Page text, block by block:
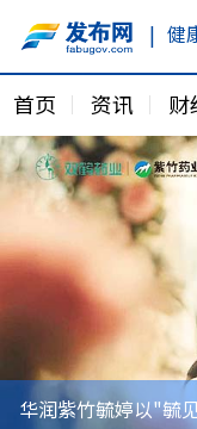
| 健
首页 资讯 财
华润紫竹毓婷以"毓